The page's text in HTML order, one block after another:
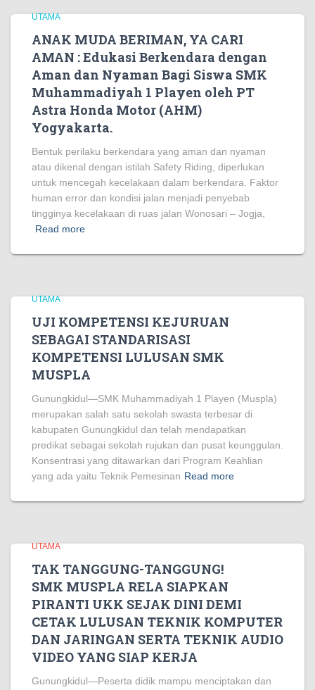
UTAMA
ANAK MUDA BERIMAN, YA CARI
AMAN : Edukasi Berkendara dengan
Aman dan Nyaman Bagi Siswa SMK
Muhammadiyah 1 Playen oleh PT
Astra Honda Motor (AHM)
Yogyakarta.
Bentuk perilaku berkendara yang aman dan nyaman
atau dikenal dengan istilah Safety Riding, diperlukan
untuk mencegah kecelakaan dalam berkendara. Faktor
human error dan kondisi jalan menjadi penyebab
tingginya kecelakaan di ruas jalan Wonosari – Jogja,
Read more
UTAMA
UJI KOMPETENSI KEJURUAN
SEBAGAI STANDARISASI
KOMPETENSI LULUSAN SMK
MUSPLA
Gunungkidul—SMK Muhammadiyah 1 Playen (Muspla)
merupakan salah satu sekolah swasta terbesar di
kabupaten Gunungkidul dan telah mendapatkan
predikat sebagai sekolah rujukan dan pusat keunggulan.
Konsentrasi yang ditawarkan dari Program Keahlian
yang ada yaitu Teknik Pemesinan Read more
UTAMA
TAK TANGGUNG-TANGGUNG!
SMK MUSPLA RELA SIAPKAN
PIRANTI UKK SEJAK DINI DEMI
CETAK LULUSAN TEKNIK KOMPUTER
DAN JARINGAN SERTA TEKNIK AUDIO
VIDEO YANG SIAP KERJA
Gunungkidul—Peserta didik mampu menciptakan dan